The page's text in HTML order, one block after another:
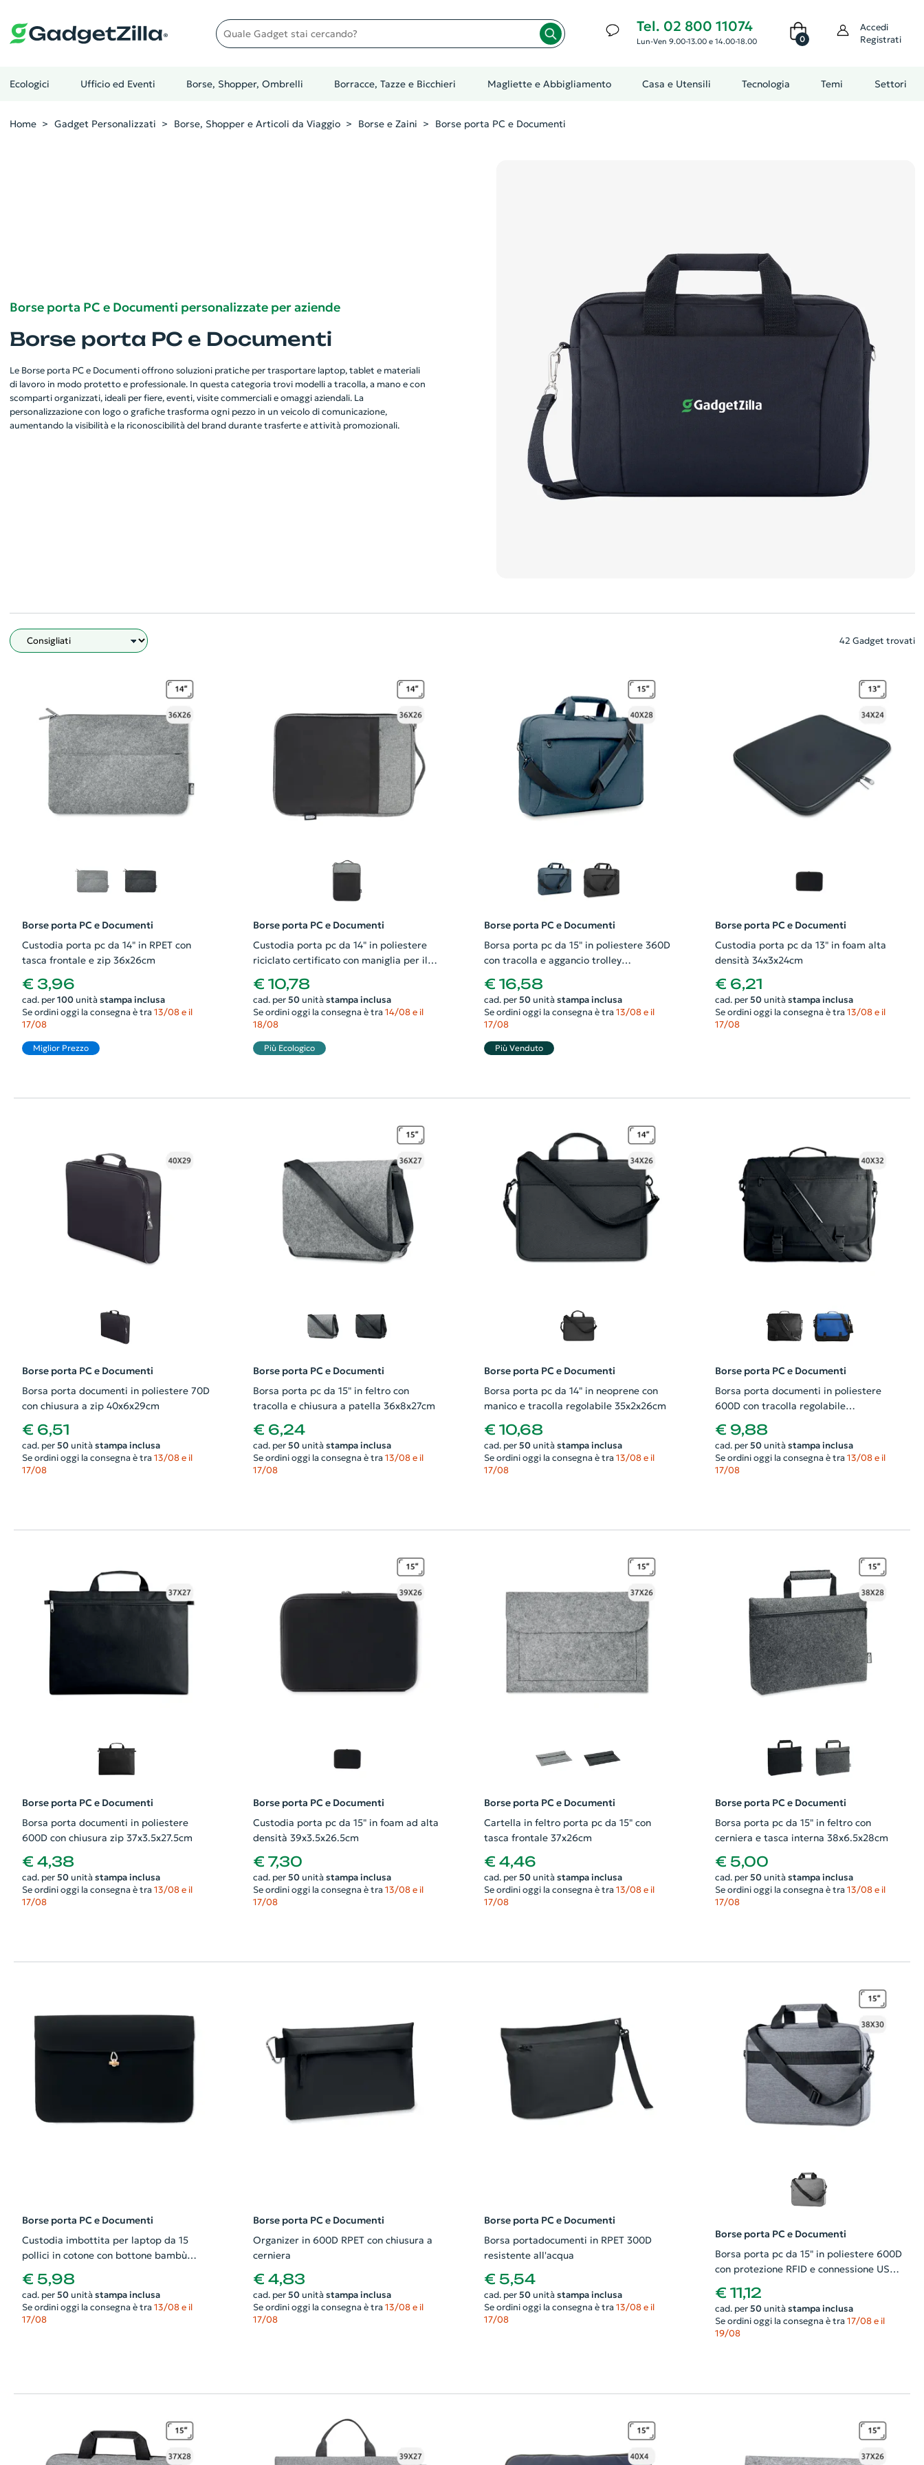
Quale gadget stai cercando? Tel. 02 800 11074
Lun-Ven 9.00-13.00 e 14.00-18.00 0
Accedi
Registrati
Ecologici Ufficio ed Eventi Borse, Shopper, Ombrelli Borracce, Tazze e Bicchieri Magliette e Abbigliamento Casa e Utensili Tecnologia Temi Settori
Home Gadget Personalizzati Borse, Shopper e Articoli da Viaggio Borse e Zaini Borse porta PC e Documenti
Borse porta PC e Documenti personalizzate per aziende
Borse porta PC e Documenti
Le Borse porta PC e Documenti offrono soluzioni pratiche per trasportare laptop, tablet e materiali
di lavoro in modo protetto e professionale. In questa categoria trovi modelli a tracolla, a mano e con
scomparti organizzati, ideali per fiere, eventi, visite commerciali e omaggi aziendali. La
personalizzazione con logo o grafiche trasforma ogni pezzo in un veicolo di comunicazione,
aumentando la visibilità e la riconoscibilità del brand durante trasferte e attività promozionali.
Filtro 42 Gadget trovati
Borse porta PC e Documenti
Custodia porta pc da 14" in RPET con
tasca frontale e zip 36x26cm
€ 3,96
cad. per 100unità stampa inclusa
Se ordini oggi la consegna è tra 13/08 e il
17/08
Miglior Prezzo
Borse porta PC e Documenti
Custodia porta pc da 14" in poliestere
riciclato certificato con maniglia per il
€ 10,78
cad. per 50unità stampa inclusa
Se ordini oggi la consegna è tra 14/08 e il
18/08
Più Ecologico
Borse porta PC e Documenti
Borsa porta pc da 15" in poliestere 360D
con tracolla e aggancio trolley
€ 16,58
cad. per 50unità stampa inclusa
Se ordini oggi la consegna è tra 13/08 e il
17/08
Più Venduto
Borse porta PC e Documenti
Custodia porta pc da 13" in foam alta
densità 34x3x24cm
€ 6,21
cad. per 50unità stampa inclusa
Se ordini oggi la consegna è tra 13/08 e il
17/08
Borse porta PC e Documenti
Borsa porta documenti in poliestere 70D
con chiusura a zip 40x6x29cm
€ 6,51
cad. per 50unità stampa inclusa
Se ordini oggi la consegna è tra 13/08 e il
17/08
Borse porta PC e Documenti
Borsa porta pc da 15" in feltro con
tracolla e chiusura a patella 36x8x27cm
€ 6,24
cad. per 50unità stampa inclusa
Se ordini oggi la consegna è tra 13/08 e il
17/08
Borse porta PC e Documenti
Borsa porta pc da 14" in neoprene con
manico e tracolla regolabile 35x2x26cm
€ 10,68
cad. per 50unità stampa inclusa
Se ordini oggi la consegna è tra 13/08 e il
17/08
Borse porta PC e Documenti
Borsa porta documenti in poliestere
600D con tracolla regolabile
40x10x32cm
€ 9,88
cad. per 50unità stampa inclusa
Se ordini oggi la consegna è tra 13/08 e il
17/08
Borse porta PC e Documenti
Borsa porta documenti in poliestere
600D con chiusura zip 37x3.5x27.5cm
€ 4,38
cad. per 50unità stampa inclusa
Se ordini oggi la consegna è tra 13/08 e il
17/08
Borse porta PC e Documenti
Custodia porta pc da 15" in foam ad alta
densità 39x3.5x26.5cm
€ 7,30
cad. per 50unità stampa inclusa
Se ordini oggi la consegna è tra 13/08 e il
17/08
Borse porta PC e Documenti
Cartella in feltro porta pc da 15" con
tasca frontale 37x26cm
€ 4,46
cad. per 50unità stampa inclusa
Se ordini oggi la consegna è tra 13/08 e il
17/08
Borse porta PC e Documenti
Borsa porta pc da 15" in feltro con
cerniera e tasca interna 38x6.5x28cm
€ 5,00
cad. per 50unità stampa inclusa
Se ordini oggi la consegna è tra 13/08 e il
17/08
Borse porta PC e Documenti
Custodia imbottita per laptop da 15
pollici in cotone con bottone bambù
39.5X27CM
€ 5,98
cad. per 50unità stampa inclusa
Se ordini oggi la consegna è tra 13/08 e il
17/08
Borse porta PC e Documenti
Organizer in 600D RPET con chiusura a
cerniera
€ 4,83
cad. per 50unità stampa inclusa
Se ordini oggi la consegna è tra 13/08 e il
17/08
Borse porta PC e Documenti
Borsa portadocumenti in RPET 300D
resistente all'acqua
€ 5,54
cad. per 50unità stampa inclusa
Se ordini oggi la consegna è tra 13/08 e il
17/08
Borse porta PC e Documenti
Borsa porta pc da 15" in poliestere 600D
con protezione RFID e connessione USB
integrata per power bank 38x9x30cm
€ 11,12
cad. per 50unità stampa inclusa
Se ordini oggi la consegna è tra 17/08 e il
19/08